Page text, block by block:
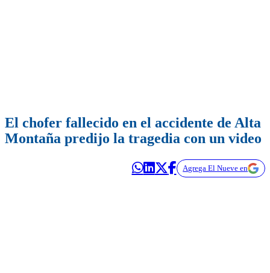
El chofer fallecido en el accidente de Alta
Montaña predijo la tragedia con un video
Agrega El Nueve en